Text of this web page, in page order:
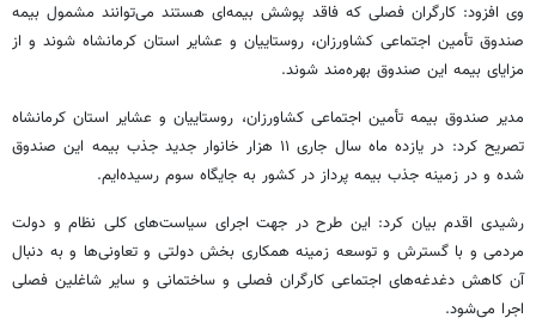
وی افزود: کارگران فصلی که فاقد پوشش بیمه‌ای هستند می‌توانند مشمول بیمه
صندوق تأمین اجتماعی کشاورزان، روستاییان و عشایر استان کرمانشاه شوند و از
مزایای بیمه این صندوق بهره‌مند شوند.
مدیر صندوق بیمه تأمین اجتماعی کشاورزان، روستاییان و عشایر استان کرمانشاه
تصریح کرد: در یازده ماه سال جاری ۱۱ هزار خانوار جدید جذب بیمه این صندوق
شده و در زمینه جذب بیمه پرداز در کشور به جایگاه سوم رسیده‌ایم‌.
رشیدی اقدمبیان کرد: این طرح در جهت اجرای سیاست‌های کلی نظام و دولت
مردمی و با گسترش و توسعه زمینه همکاری بخش دولتی و تعاونی‌ها و به دنبال
آن کاهش دغدغه‌های اجتماعی کارگران فصلی و ساختمانی و سایر شاغلین فصلی
اجرا می‌شود.